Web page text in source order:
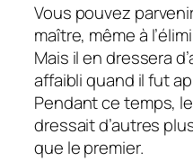
Vous pouvez
maître, même à
Mais il en dressera
affaibli quand il fut
Pendant ce temps,
dressait d’autres
que le premier.